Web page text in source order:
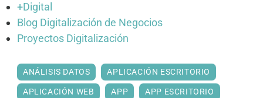
+Digital
Blog Digitalización de Negocios
Proyectos Digitalización
ANÁLISIS DATOS APLICACIÓN ESCRITORIO
APLICACIÓN WEB APP APP ESCRITORIO